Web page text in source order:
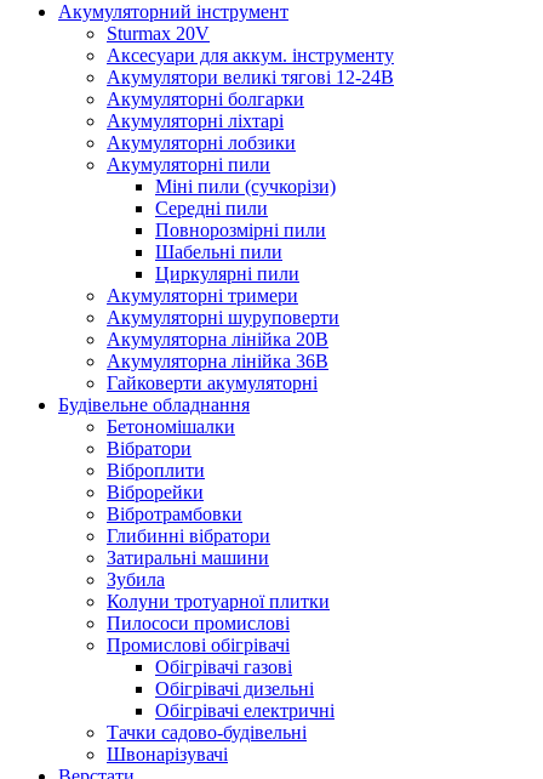
Акумуляторний інструмент
Sturmax 20V
Аксесуари для аккум. інструменту
Акумулятори великі тягові 12-24В
Акумуляторні болгарки
Акумуляторні ліхтарі
Акумуляторні лобзики
Акумуляторні пили
Міні пили (сучкорізи)
Середні пили
Повнорозмірні пили
Шабельні пили
Циркулярні пили
Акумуляторні тримери
Акумуляторні шуруповерти
Акумуляторна лінійка 20В
Акумуляторна лінійка 36В
Гайковерти акумуляторні
Будівельне обладнання
Бетономішалки
Вібратори
Віброплити
Віброрейки
Вібротрамбовки
Глибинні вібратори
Затиральні машини
Зубила
Колуни тротуарної плитки
Пилососи промислові
Промислові обігрівачі
Обігрівачі газові
Обігрівачі дизельні
Обігрівачі електричні
Тачки садово-будівельні
Швонарізувачі